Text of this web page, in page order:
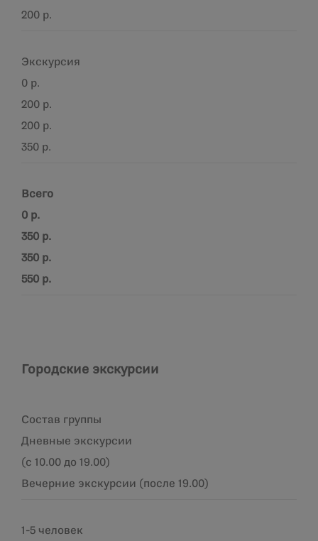
200 р.
Экскурсия
0 р.
200 р.
200 р.
350 р.
Всего
0 р.
350 р.
350 р.
550 р.
Городские экскурсии
Состав группы
Дневные экскурсии
(с 10.00 до 19.00)
Вечерние экскурсии (после 19.00)
1-5 человек